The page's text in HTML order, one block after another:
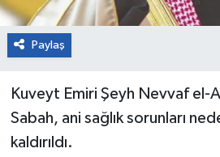
Paylaş
Kuveyt Emiri Şeyh Nevvaf el-
Sabah, ani sağlık sorunları
kaldırıldı.